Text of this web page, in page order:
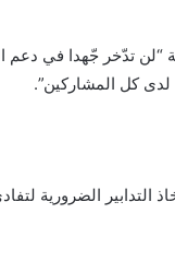
“لن تدّخر جّهدا في دعم
لدى كل المشاركين”.
التدابير الضرورية